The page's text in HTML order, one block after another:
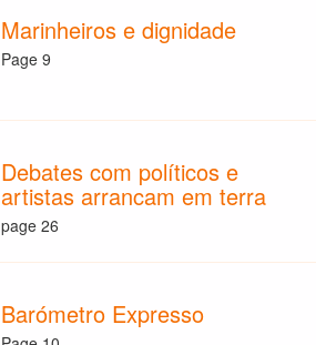
Marinheiros e dignidade
Page 9
Debates com políticos e
artistas arrancam em terra
page 26
Barómetro Expresso